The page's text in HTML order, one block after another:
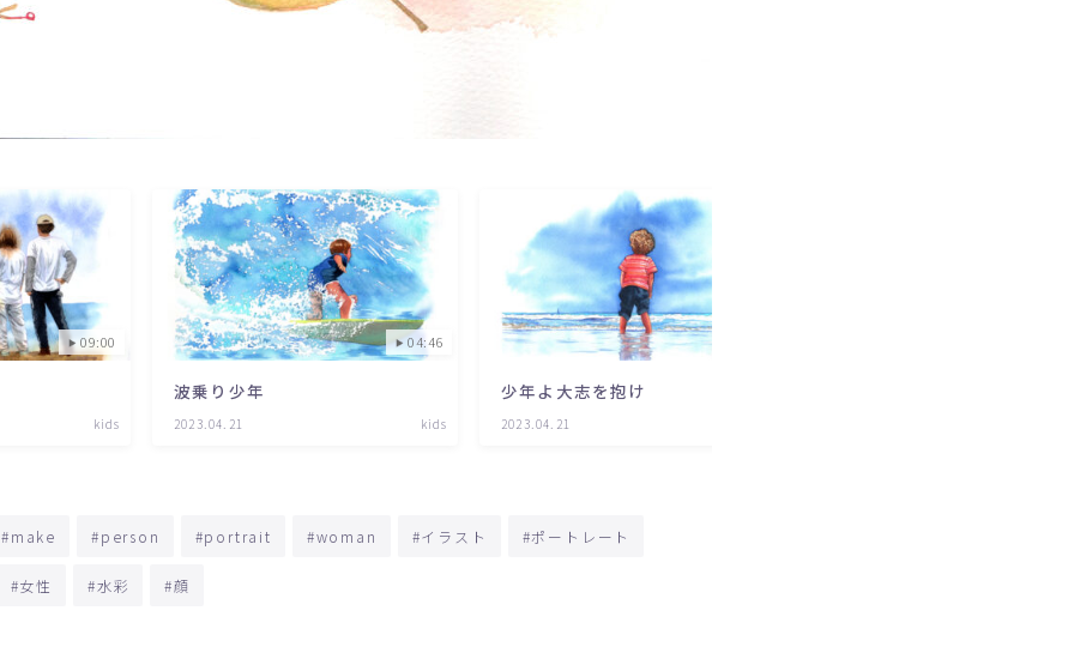
09:00
kids
04:46
波乗り少年
2023.04.21 kids
少年よ大志を抱け
2023.04.21
#make #person #portrait #woman #イラスト #ポートレート
#女性 #水彩 #顔